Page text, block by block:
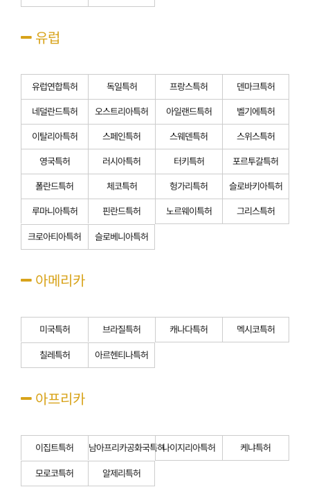
유럽
유럽연합특허 독일특허 프랑스특허 덴마크특허
네덜란드특허 오스트리아특허 아일랜드특허 벨기에특허
이탈리아특허 스페인특허 스웨덴특허 스위스특허
영국특허 러시아특허 터키특허 포르투갈특허
폴란드특허 체코특허 헝가리특허 슬로바키아특허
루마니아특허 핀란드특허 노르웨이특허 그리스특허
크로아티아특허 슬로베니아특허
아메리카
미국특허 브라질특허 캐나다특허 멕시코특허
칠레특허 아르헨티나특허
아프리카
이집트특허 남아프리카공화국특허나이지리아특허 케냐특허
모로코특허 알제리특허